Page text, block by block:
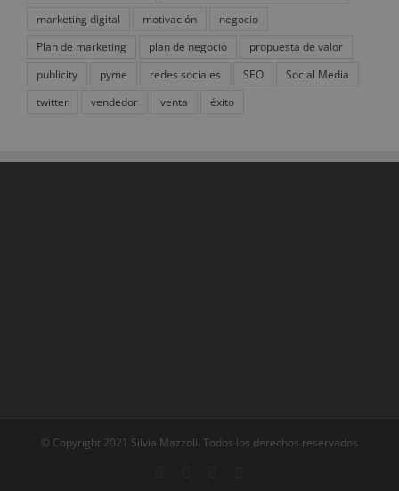
marketing digital
motivación
negocio
Plan de marketing
plan de negocio
propuesta de valor
publicity
pyme redes sociales SEO
Social Media
twitter
vendedor venta éxito
© Copyright 2021 Silvia Mazzoli. Todos los derechos reservados